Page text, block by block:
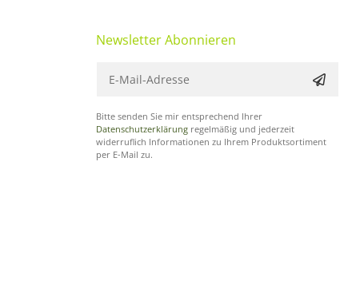
Newsletter Abonnieren
Bitte senden Sie mir entsprechend Ihrer
Datenschutzerklärung regelmäßig und jederzeit
widerruflich Informationen zu Ihrem Produktsortiment
per E-Mail zu.